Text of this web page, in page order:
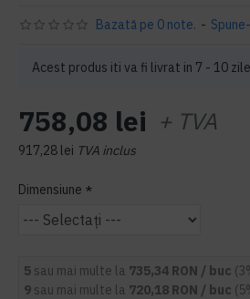
Acest produs iti va fi livrat in 7 - 10
Bazată pe 0 note. -
758,08 lei + TVA
917,28 lei TVA inclus
Dimensiune
5 sau mai multe la 735,34 RON / buc
9 sau mai multe la 720,18 RON / buc